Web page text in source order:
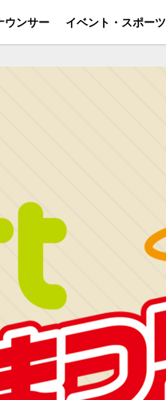
ウンサー イベント・スポーツ